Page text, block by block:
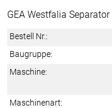
GEA Westfalia Separator
Bestell Nr.:
Baugruppe:
Maschine:
Maschinenart: